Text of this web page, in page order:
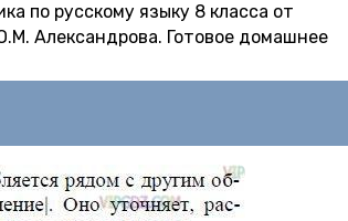
по русскому языку 8 класса от
Александрова. Готовое домашнее